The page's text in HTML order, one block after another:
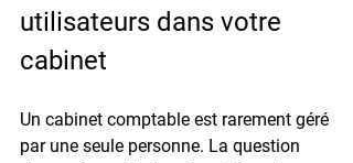
utilisateurs dans votre
cabinet
Un cabinet comptable est rarement géré
par une seule personne. La question